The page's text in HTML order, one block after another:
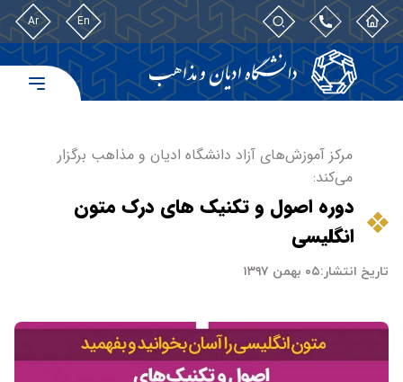
En
Ar
مرکز آموزش‌های آزاد دانشگاه ادیان و مذاهب برگزار
می‌کند:
دوره اصول و تکنیک های درک متون
انگلیسی
تاریخ انتشار:۰۵ بهمن ۱۳۹۷